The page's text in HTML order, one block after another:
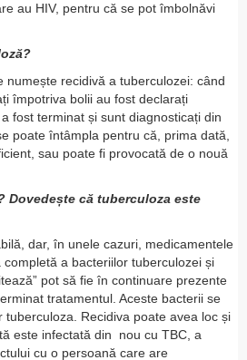
au HIV, pentru că se pot îmbolnăvi
numește recidivă a tuberculozei: când
împotriva bolii au fost declarați
fost terminat și sunt diagnosticați din
poate întâmpla pentru că, prima dată,
sau poate fi provocată de o nouă
Dovedește că tuberculoza este
dar, în unele cazuri, medicamentele
a bacteriilor tuberculozei și
pot să fie în continuare prezente
tratamentul. Aceste bacterii se
tuberculoza. Recidiva poate avea loc și
este infectată din nou cu TBC, a
cu o persoană care are